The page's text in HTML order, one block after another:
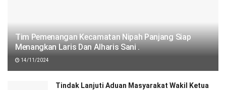
Tim Pemenangan Kecamatan Nipah Panjang Siap
Menangkan Laris Dan Alharis Sani .
14/11/2024
Tindak Lanjuti Aduan Masyarakat Wakil Ketua